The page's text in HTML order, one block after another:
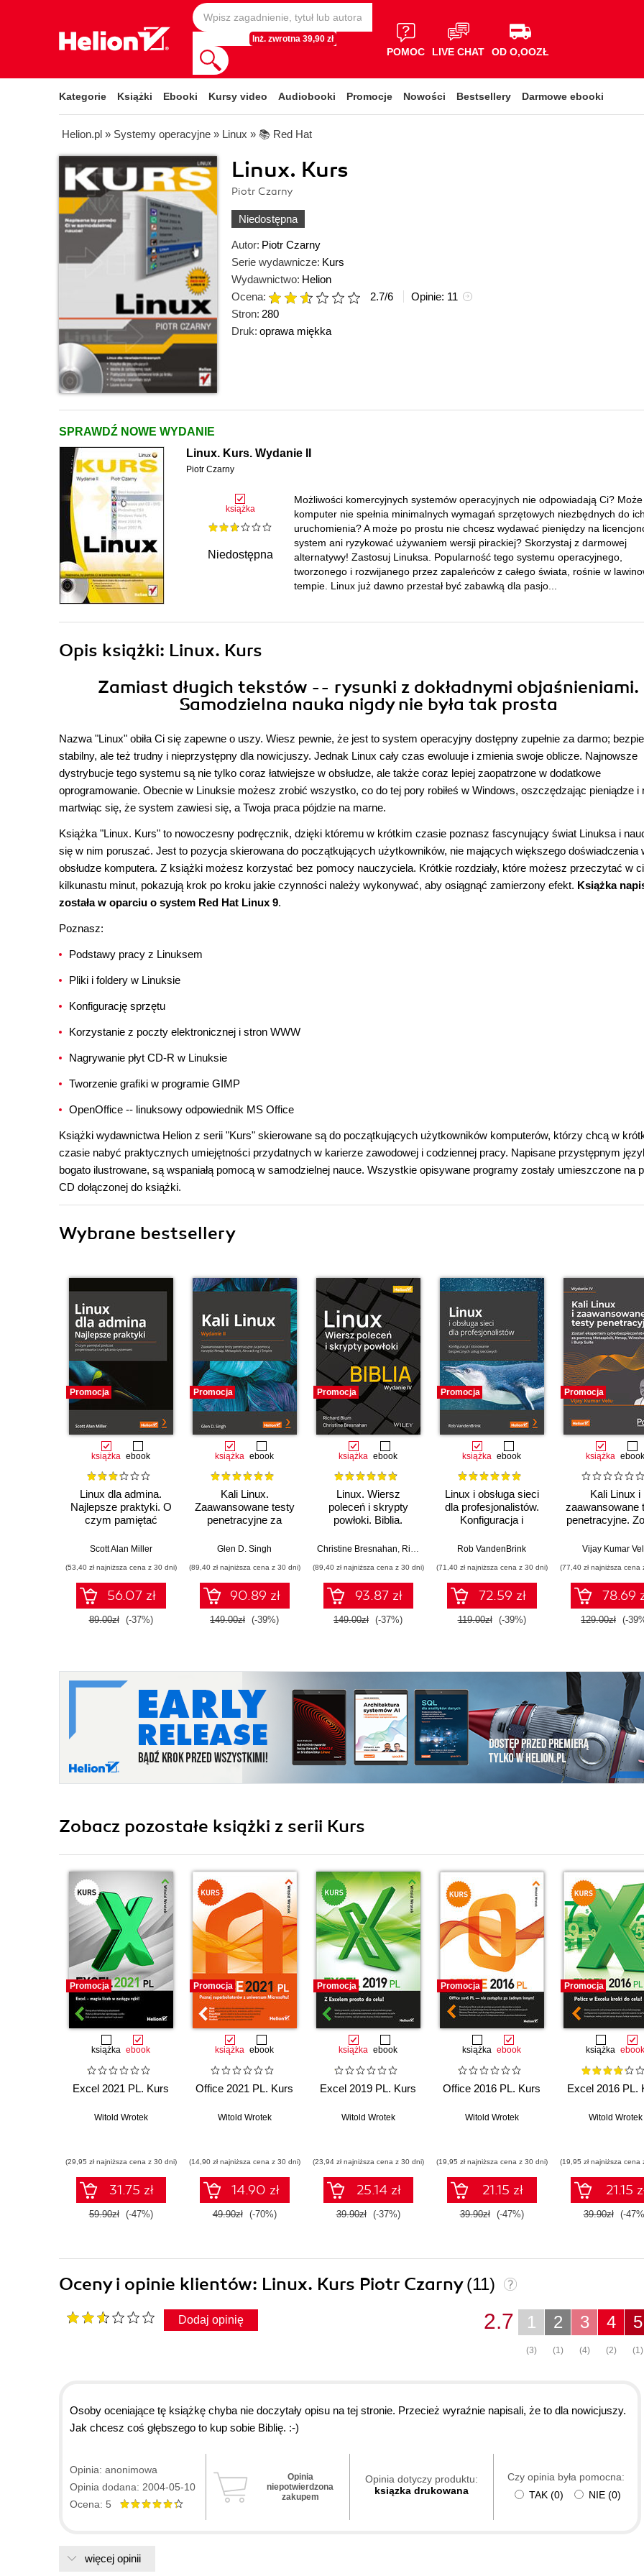
Inż. zwrotna 39,90 zł
POMOC LIVE CHAT OD O,OOZŁ
Kategorie Książki Ebooki Kursy video Audiobooki Promocje Nowości Bestsellery Darmowe ebooki
Helion.pl » Systemy operacyjne » Linux » 📚 Red Hat
Linux. Kurs
Piotr Czarny
Niedostępna
Autor: Piotr Czarny
Serie wydawnicze: Kurs
Wydawnictwo: Helion
Ocena:
2.7/6 Opinie: 11
Stron: 280
Druk: oprawa miękka
SPRAWDŹ NOWE WYDANIE
Linux. Kurs. Wydanie II
Piotr Czarny
książka
Niedostępna
Możliwości komercyjnych systemów operacyjnych nie odpowiadają Ci?
komputer nie spełnia minimalnych wymagań sprzętowych niezbędnych do ich
uruchomienia? A może po prostu nie chcesz wydawać pieniędzy na
system ani ryzykować używaniem wersji pirackiej? Skorzystaj z darmowej
alternatywy! Zastosuj Linuksa. Popularność tego systemu operacyjnego,
tworzonego i rozwijanego przez zapaleńców z całego świata, rośnie w
tempie. Linux już dawno przestał być zabawką dla pasjo...
Opis książki: Linux. Kurs
Zamiast długich tekstów -- rysunki z dokładnymi objaśnieniami.
Samodzielna nauka nigdy nie była tak prosta
Nazwa "Linux" obiła Ci się zapewne o uszy. Wiesz pewnie, że jest to system operacyjny dostępny zupełnie za darmo;
stabilny, ale też trudny i nieprzystępny dla nowicjuszy. Jednak Linux cały czas ewoluuje i zmienia swoje oblicze. Najnowsze
dystrybucje tego systemu są nie tylko coraz łatwiejsze w obsłudze, ale także coraz lepiej zaopatrzone w dodatkowe
oprogramowanie. Obecnie w Linuksie możesz zrobić wszystko, co do tej pory robiłeś w Windows, oszczędzając pieniądze i
martwiąc się, że system zawiesi się, a Twoja praca pójdzie na marne.
Książka "Linux. Kurs" to nowoczesny podręcznik, dzięki któremu w krótkim czasie poznasz fascynujący świat Linuksa i
się w nim poruszać. Jest to pozycja skierowana do początkujących użytkowników, nie mających większego doświadczenia
obsłudze komputera. Z książki możesz korzystać bez pomocy nauczyciela. Krótkie rozdziały, które możesz przeczytać w
kilkunastu minut, pokazują krok po kroku jakie czynności należy wykonywać, aby osiągnąć zamierzony efekt. Książka
została w oparciu o system Red Hat Linux 9.
Poznasz:
Podstawy pracy z Linuksem
Pliki i foldery w Linuksie
Konfigurację sprzętu
Korzystanie z poczty elektronicznej i stron WWW
Nagrywanie płyt CD-R w Linuksie
Tworzenie grafiki w programie GIMP
OpenOffice -- linuksowy odpowiednik MS Office
Książki wydawnictwa Helion z serii "Kurs" skierowane są do początkujących użytkowników komputerów, którzy chcą w
czasie nabyć praktycznych umiejętności przydatnych w karierze zawodowej i codziennej pracy. Napisane przystępnym
bogato ilustrowane, są wspaniałą pomocą w samodzielnej nauce. Wszystkie opisywane programy zostały umieszczone na
CD dołączonej do książki.
Wybrane bestsellery
Promocja
książka ebook
Linux dla admina.
Najlepsze praktyki. O
czym pamiętać
projektowania i
systemami
Scott Alan Miller
(53,40 zł najniższa cena z 30 dni)
56.07 zł
89.00zł (-37%)
Promocja
książka ebook
Kali Linux.
Zaawansowane testy
penetracyjne za
Nmap, Metasploit,
Wydanie II
Glen D. Singh
(89,40 zł najniższa cena z 30 dni)
90.89 zł
149.00zł (-39%)
Promocja
książka ebook
Linux. Wiersz
poleceń i skrypty
powłoki. Biblia.
Christine Bresnahan, Richard Blum
(89,40 zł najniższa cena z 30 dni)
93.87 zł
149.00zł (-37%)
Promocja
książka ebook
Linux i obsługa sieci
dla profesjonalistów.
Konfiguracja i
bezpiecznych usług
Rob VandenBrink
(71,40 zł najniższa cena z 30 dni)
72.59 zł
119.00zł (-39%)
Promocja
książka ebook
Kali Linux i
zaawansowane
penetracyjne.
Metasploit,
Wireshark i
Suite. Wydanie
Vijay Kumar
(77,40 zł najniższa cena
78.69
129.00zł (-
Zobacz pozostałe książki z serii Kurs
Promocja
książka ebook
Excel 2021 PL. Kurs
Witold Wrotek
(29,95 zł najniższa cena z 30 dni)
31.75 zł
59.90zł (-47%)
Promocja
książka ebook
Office 2021 PL. Kurs
Witold Wrotek
(14,90 zł najniższa cena z 30 dni)
14.90 zł
49.90zł (-70%)
Promocja
książka ebook
Excel 2019 PL. Kurs
Witold Wrotek
(23,94 zł najniższa cena z 30 dni)
25.14 zł
39.90zł (-37%)
Promocja
książka ebook
Office 2016 PL. Kurs
Witold Wrotek
(19,95 zł najniższa cena z 30 dni)
21.15 zł
39.90zł (-47%)
Promocja
książka ebook
Excel 2016 PL.
Witold Wrotek
(19,95 zł najniższa cena
21.15
39.90zł (-
Oceny i opinie klientów: Linux. Kurs Piotr Czarny(11)
Dodaj opinię 5
(1)
4
(2)
3
(4)
2
(1)
1
(3)
2.7
Osoby oceniające tę książkę chyba nie doczytały opisu na tej stronie. Przecież wyraźnie napisali, że to dla nowicjuszy.
Jak chcesz coś głębszego to kup sobie Biblię. :-)
Opinia: anonimowa
Opinia dodana: 2004-05-10
Ocena: 5
Opinia
niepotwierdzona
zakupem
Opinia dotyczy produktu:
ksiązka drukowana
Czy opinia była pomocna:
TAK (0) NIE (0)
więcej opinii